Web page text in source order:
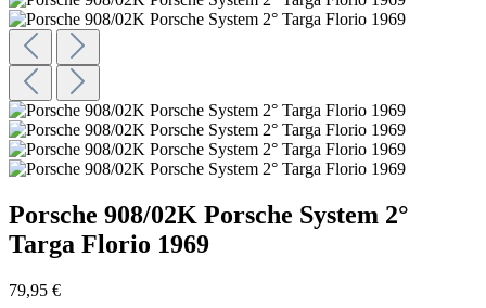
Porsche 908/02K Porsche System 2°
Targa Florio 1969
79,95 €